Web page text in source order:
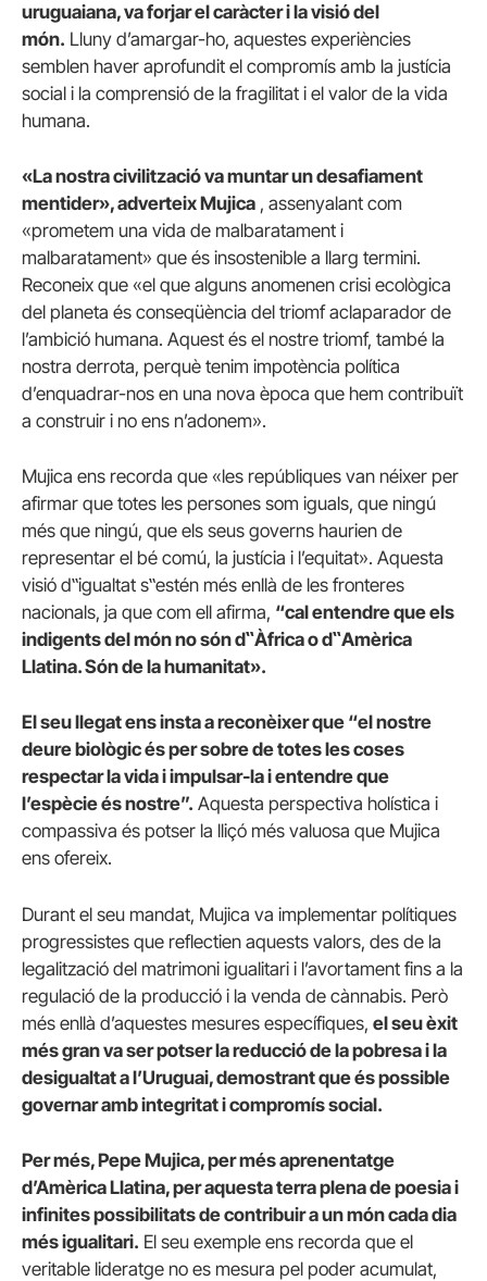
uruguaiana, va forjar el caràcter i la visió del
món. Lluny d’amargar-ho, aquestes experiències
semblen haver aprofundit el compromís amb la justícia
social i la comprensió de la fragilitat i el valor de la vida
humana.
«La nostra civilització va muntar un desafiament
mentider», adverteix Mujica , assenyalant com
«prometem una vida de malbaratament i
malbaratament» que és insostenible a llarg termini.
Reconeix que «el que alguns anomenen crisi ecològica
del planeta és conseqüència del triomf aclaparador de
l’ambició humana. Aquest és el nostre triomf, també la
nostra derrota, perquè tenim impotència política
d’enquadrar-nos en una nova època que hem contribuït
a construir i no ens n’adonem».
Mujica ens recorda que «les repúbliques van néixer per
afirmar que totes les persones som iguals, que ningú
més que ningú, que els seus governs haurien de
representar el bé comú, la justícia i l’equitat». Aquesta
visió d‟igualtat s‟estén més enllà de les fronteres
nacionals, ja que com ell afirma, “cal entendre que els
indigents del món no són d‟Àfrica o d‟Amèrica
Llatina. Són de la humanitat».
El seu llegat ens insta a reconèixer que “el nostre
deure biològic és per sobre de totes les coses
respectar la vida i impulsar-la i entendre que
l’espècie és nostre”. Aquesta perspectiva holística i
compassiva és potser la lliçó més valuosa que Mujica
ens ofereix.
Durant el seu mandat, Mujica va implementar polítiques
progressistes que reflectien aquests valors, des de la
legalització del matrimoni igualitari i l’avortament fins a la
regulació de la producció i la venda de cànnabis. Però
més enllà d’aquestes mesures específiques, el seu èxit
més gran va ser potser la reducció de la pobresa i la
desigualtat a l’Uruguai, demostrant que és possible
governar amb integritat i compromís social.
Per més, Pepe Mujica, per més aprenentatge
d’Amèrica Llatina, per aquesta terra plena de poesia i
infinites possibilitats de contribuir a un món cada dia
més igualitari. El seu exemple ens recorda que el
veritable lideratge no es mesura pel poder acumulat,